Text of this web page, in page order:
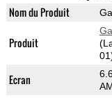
Nom du Produit
Produit
Ecran